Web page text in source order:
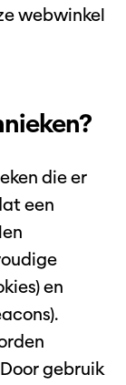
webwinkel
die er
een
en
gebruik